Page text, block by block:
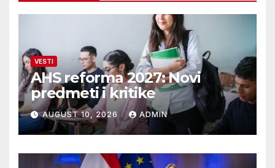
VESTI
AHS reforma 2027: Novi
predmeti i kritike
AUGUST 10, 2026 ADMIN